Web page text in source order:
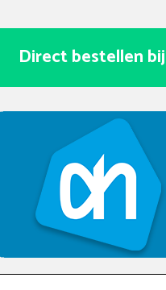
Direct bestellen